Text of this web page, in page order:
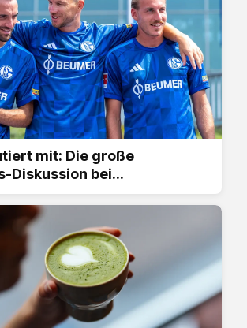
mit: Die große
Diskussion bei...